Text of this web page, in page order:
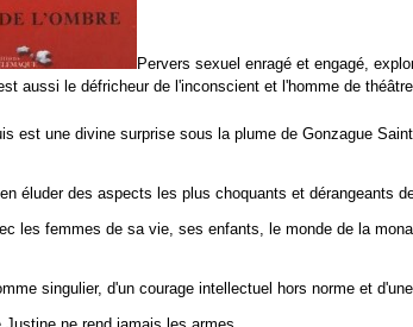
Pervers sexuel enragé et engagé,
aussi le défricheur de l'inconscient et l'homme de
est une divine surprise sous la plume de Gonzague
éluder des aspects les plus choquants et dérangeants
les femmes de sa vie, ses enfants, le monde de la
singulier, d'un courage intellectuel hors norme et